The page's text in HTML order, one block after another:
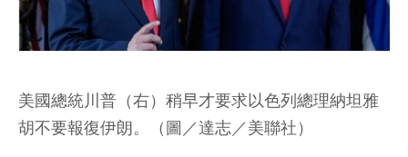
美國總統川普（右）稍早才要求以色列總理納坦雅
胡不要報復伊朗。（圖／達志／美聯社）